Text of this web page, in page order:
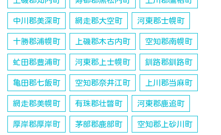
中川郡美深町 網走郡大空町 河東郡士幌町
十勝郡浦幌町 上磯郡木古内町 空知郡南幌町
虻田郡豊浦町 河東郡上士幌町 釧路郡釧路町
亀田郡七飯町 空知郡奈井江町 上川郡当麻町
網走郡美幌町 有珠郡壮瞥町 河東郡鹿追町
厚岸郡厚岸町 茅部郡鹿部町 空知郡上砂川町